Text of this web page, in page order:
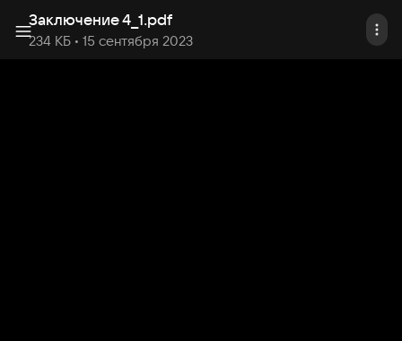
Заключение 4_1.pdf
234 КБ • 15 сентября 2023